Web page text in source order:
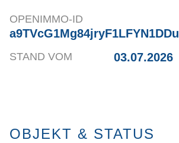
OPENIMMO-ID
a9TVcG1Mg84jryF1LFYN1DDu
STAND VOM 03.07.2026
OBJEKT & STATUS